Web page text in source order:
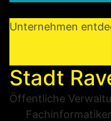
Unternehmen
Stadt
Öffentliche